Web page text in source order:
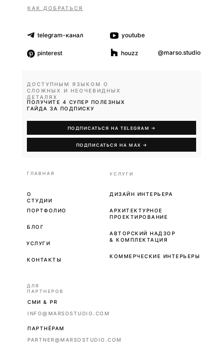
КАК ДОБРАТЬСЯ
ДЛЯ
ПАРТНЕРОВ
ДОСТУПНЫМ ЯЗЫКОМ О
СЛОЖНЫХ И НЕОЧЕВИДНЫХ
ДЕТАЛЯХ
ГЛАВНАЯ УСЛУГИ
О
СТУДИИ
ПОРТФОЛИО
УСЛУГИ
БЛОГ
КОНТАКТЫ
СМИ & PR
INFO@MARSOSTUDIO.COM
PARTNER@MARSOSTUDIO.COM
telegram-канал
pinterest
youtube
houzz @marso.studio
ПАРТНЁРАМ
ПОЛУЧИТЕ 4 СУПЕР ПОЛЕЗНЫХ
ГАЙДА ЗА ПОДПИСКУ
АРХИТЕКТУРНОЕ
ПРОЕКТИРОВАНИЕ
ДИЗАЙН ИНТЕРЬЕРА
АВТОРСКИЙ НАДЗОР
& КОМПЛЕКТАЦИЯ
ПОДПИСАТЬСЯ НА TELEGRAM →
ПОДПИСАТЬСЯ НА MAX →
КОММЕРЧЕСКИЕ ИНТЕРЬЕРЫ